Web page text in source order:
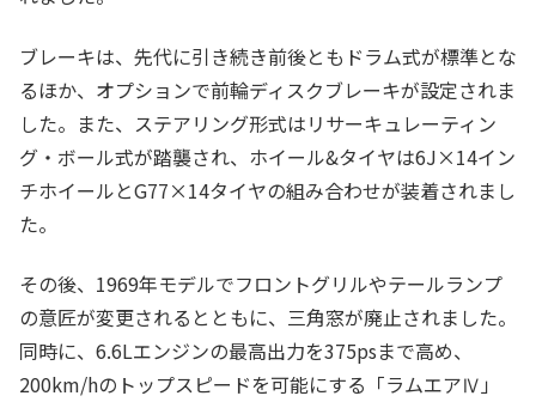
ブレーキは、先代に引き続き前後ともドラム式が標準とな
るほか、オプションで前輪ディスクブレーキが設定されま
した。また、ステアリング形式はリサーキュレーティン
グ・ボール式が踏襲され、ホイール&タイヤは6J×14イン
チホイールとG77×14タイヤの組み合わせが装着されまし
た。
その後、1969年モデルでフロントグリルやテールランプ
の意匠が変更されるとともに、三角窓が廃止されました。
同時に、6.6Lエンジンの最高出力を375psまで高め、
200km/hのトップスピードを可能にする「ラムエアⅣ」